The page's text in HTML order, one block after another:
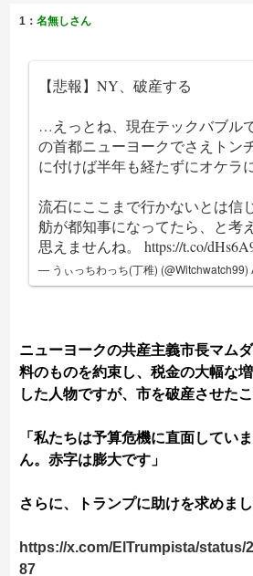
1：名無しさん
【悲報】NY、破産する
…えっとね、現在テックバブル
の首都ニューヨークでさえトン
に付けば半年も経たずにオケラ
流石にここまで行かないとは信
舫が都知事になってたら、と考
思えませんね。https://t.co/
— うぃっちわっち(丁稚) (@Witchwatch99)
ニューヨークの共産主義市長マム
料のものを約束し、税金の大幅な
した人物ですが、市を破産させた
「私たちは予算危機に直面してい
ん。赤字は膨大です」
さらに、トランプに助けを求めまし
https://x.com/ElTrumpista/status/
87